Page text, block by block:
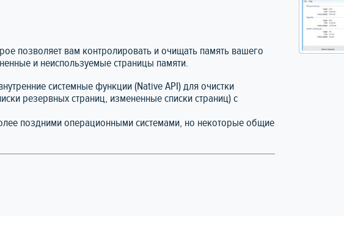
позволяет вам контролировать и очищать память вашего
и неиспользуемые страницы памяти.
системные функции (Native API) для очистки
резервных страниц, измененные списки страниц) с
поздними операционными системами, но некоторые общие